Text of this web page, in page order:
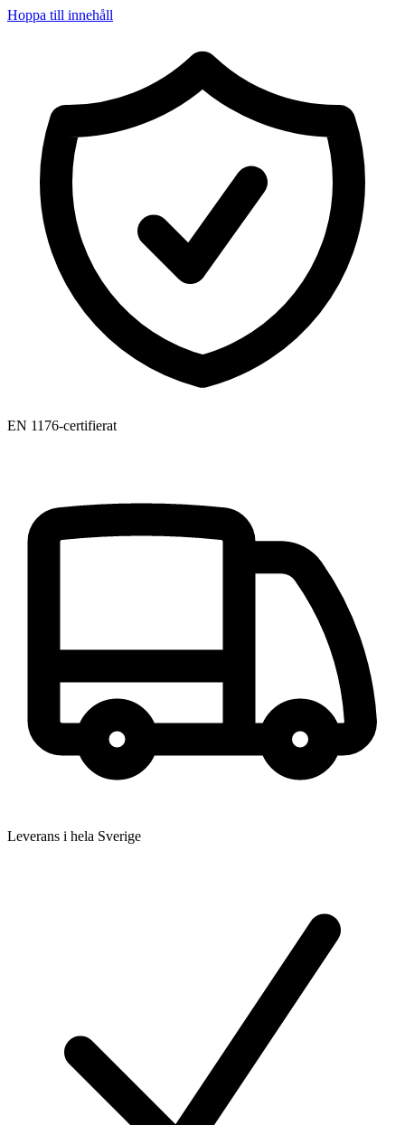
Hoppa till innehåll
EN 1176-certifierat
Leverans i hela Sverige